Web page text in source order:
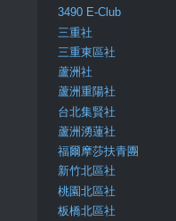
3490 E-Club
三重社
三重東區社
蘆洲社
蘆洲重陽社
台北集賢社
蘆洲湧蓮社
福爾摩莎扶青團
新竹北區社
桃園北區社
板橋北區社